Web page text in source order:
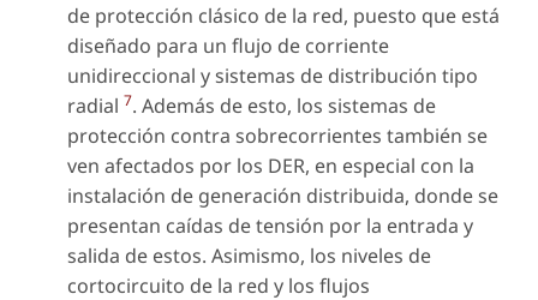
de protección clásico de la red, puesto que está
diseñado para un flujo de corriente
unidireccional y sistemas de distribución tipo
radial 7. Además de esto, los sistemas de
protección contra sobrecorrientes también se
ven afectados por los DER, en especial con la
instalación de generación distribuida, donde se
presentan caídas de tensión por la entrada y
salida de estos. Asimismo, los niveles de
cortocircuito de la red y los flujos